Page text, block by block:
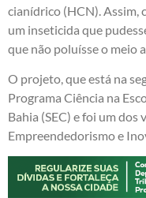
cianídrico (HCN). Assim,
um inseticida que
que não poluísse o meio
O projeto, que está na
Programa Ciência na
Bahia (SEC) e foi um dos
Empreendedorismo e